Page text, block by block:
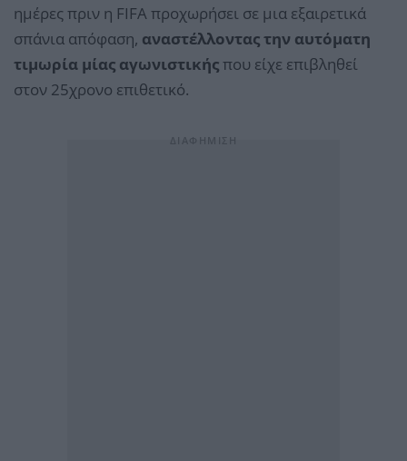
ημέρες πριν η FIFA προχωρήσει σε μια εξαιρετικά
σπάνια απόφαση, αναστέλλοντας την αυτόματη
τιμωρία μίας αγωνιστικήςπου είχε επιβληθεί
στον 25χρονο επιθετικό.